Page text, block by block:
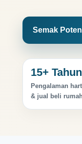
Semak
15+ Tahun
Pengalaman
& jual beli rumah